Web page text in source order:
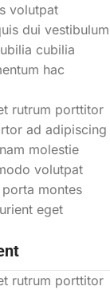
volutpat
dui vestibulum
cubilia
hac
rutrum porttitor
ad adipiscing
molestie
volutpat
montes
eget
rutrum porttitor